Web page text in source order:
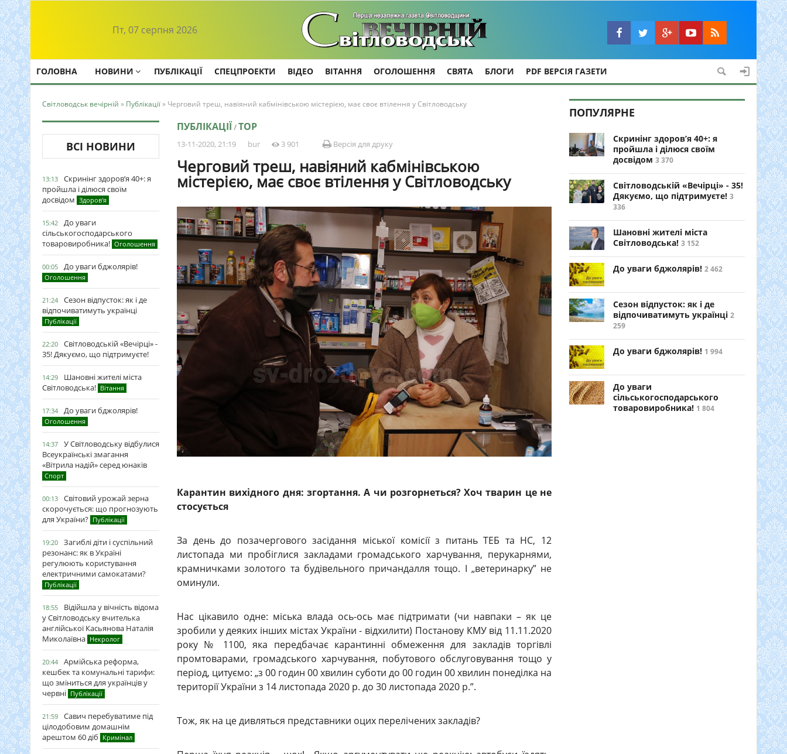
Пт, 07 серпня 2026
ГОЛОВНА НОВИНИ ПУБЛІКАЦІЇ СПЕЦПРОЕКТИ ВІДЕО ВІТАННЯ ОГОЛОШЕННЯ СВЯТА БЛОГИ PDF ВЕРСІЯ ГАЗЕТИ
Світловодськ вечірній » Публікації» Черговий треш, навіяний кабмінівською містерією, має своє втілення у Світловодську
ВСІ НОВИНИ
13:13
Скринінг здоров’я 40+: я
пройшла і ділюся своїм
досвідом Здоров'я
15:42
До уваги
сільськогосподарського
товаровиробника! Оголошення
00:05 До уваги бджолярів!
Оголошення
21:24
Сезон відпусток: як і де
відпочиватимуть українці
Публікації
22:20
Світловодській «Вечірці» -
35! Дякуємо, що підтримуєте!
14:29
Шановні жителі міста
Світловодська! Вітання
17:34 До уваги бджолярів!
Оголошення
14:37
У Світловодську відбулися
Всеукраїнські змагання
«Вітрила надій» серед юнаків
Спорт
00:13
Світовий урожай зерна
скорочується: що прогнозують
для України? Публікації
19:20
Загиблі діти і суспільний
резонанс: як в Україні
регулюють користування
електричними самокатами?
Публікації
18:55
Відійшла у вічність відома
у Світловодську вчителька
англійської Касьянова Наталія
Миколаївна Некролог
20:44
Армійська реформа,
кешбек та комунальні тарифи:
що зміниться для українців у
червні Публікації
21:59
Савич перебуватиме під
цілодобовим домашнім
арештом 60 діб Кримінал
ПУБЛІКАЦІЇ/TOP
13-11-2020, 21:19 bur 3 901 Версія для друку
Черговий треш, навіяний кабмінівською
містерією, має своє втілення у Світловодську
Карантин вихідного дня: згортання. А чи розгорнеться? Хоч тварин це не
стосується
За день до позачергового засідання міської комісії з питань ТЕБ та НС, 12
листопада ми пробіглися закладами громадського харчування, перукарнями,
крамничками золотого та будівельного причандалля тощо. І „ветеринарку” не
оминули.
Нас цікавило одне: міська влада ось-ось має підтримати (чи навпаки – як це
зробили у деяких інших містах України - відхилити) Постанову КМУ від 11.11.2020
року № 1100, яка передбачає карантинні обмеження для закладів торгівлі
промтоварами, громадського харчування, побутового обслуговування тощо у
період, цитуємо: „з 00 годин 00 хвилин суботи до 00 годин 00 хвилин понеділка на
території України з 14 листопада 2020 р. до 30 листопада 2020 р.”.
Тож, як на це дивляться представники оцих перелічених закладів?
ПОПУЛЯРНЕ
Скринінг здоров’я 40+: я
пройшла і ділюся своїм
досвідом 3 370
Світловодській «Вечірці» - 35!
Дякуємо, що підтримуєте! 3
336
Шановні жителі міста
Світловодська! 3 152
До уваги бджолярів! 2 462
Сезон відпусток: як і де
відпочиватимуть українці 2
259
До уваги бджолярів! 1 994
До уваги
сільськогосподарського
товаровиробника! 1 804